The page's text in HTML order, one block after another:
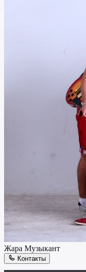
Жара Музыкант
Контакты